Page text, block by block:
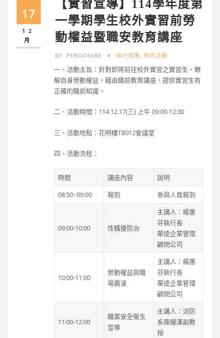
17
12
月
【實習宣導】114學年度第
一學期學生校外實習前勞
動權益暨職安教育講座
BY PENGO6688 執行成果, 校內活動
一、活動主旨：針對即將前往校外實習之實習生，瞭
解自身勞動權益，藉由職前教育講座，提供實習生有
正確的職前知識。
二、活動時間：114.12.17(三) 上午 09:00-12:30
三、活動地點：花明樓TB012會議室
四、活動流程：
時間 講座內容
說明
08:50~09:00
報到 參與人員報到
09:00-10:00 性騷擾防治
主講人：楊惠
芬執行長
華逵企業管理
顧問公司
10:00-11:00
勞動權益與職
場霸凌
主講人：楊惠
芬執行長
華逵企業管理
顧問公司
11:00-12:00
職業安全衛生
宣導
主講人：消防
系陳耀漢副教
授